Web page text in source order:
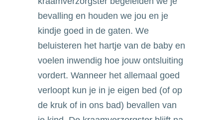
bevalling en houden we jou en je
kindje goed in de gaten. We
beluisteren het hartje van de baby en
voelen inwendig hoe jouw ontsluiting
vordert. Wanneer het allemaal goed
verloopt kun je in je eigen bed (of op
de kruk of in ons bad) bevallen van